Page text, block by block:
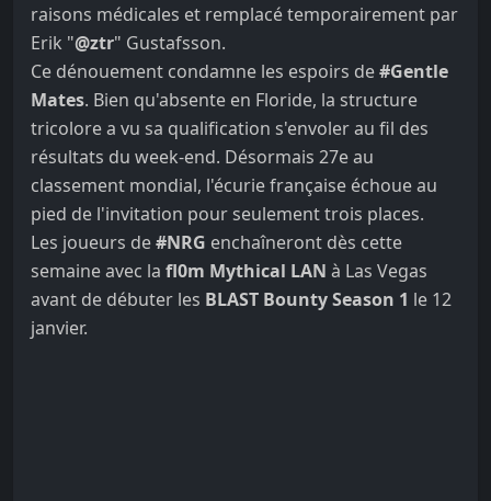
raisons médicales et remplacé temporairement par
Erik "@ztr" Gustafsson.
Ce dénouement condamne les espoirs de#Gentle
Mates. Bien qu'absente en Floride, la structure
tricolore a vu sa qualification s'envoler au fil des
résultats du week-end. Désormais 27e au
classement mondial, l'écurie française échoue au
pied de l'invitation pour seulement trois places.
Les joueurs de#NRG enchaîneront dès cette
semaine avec la fl0m Mythical LAN à Las Vegas
avant de débuter les BLAST Bounty Season 1 le 12
janvier.